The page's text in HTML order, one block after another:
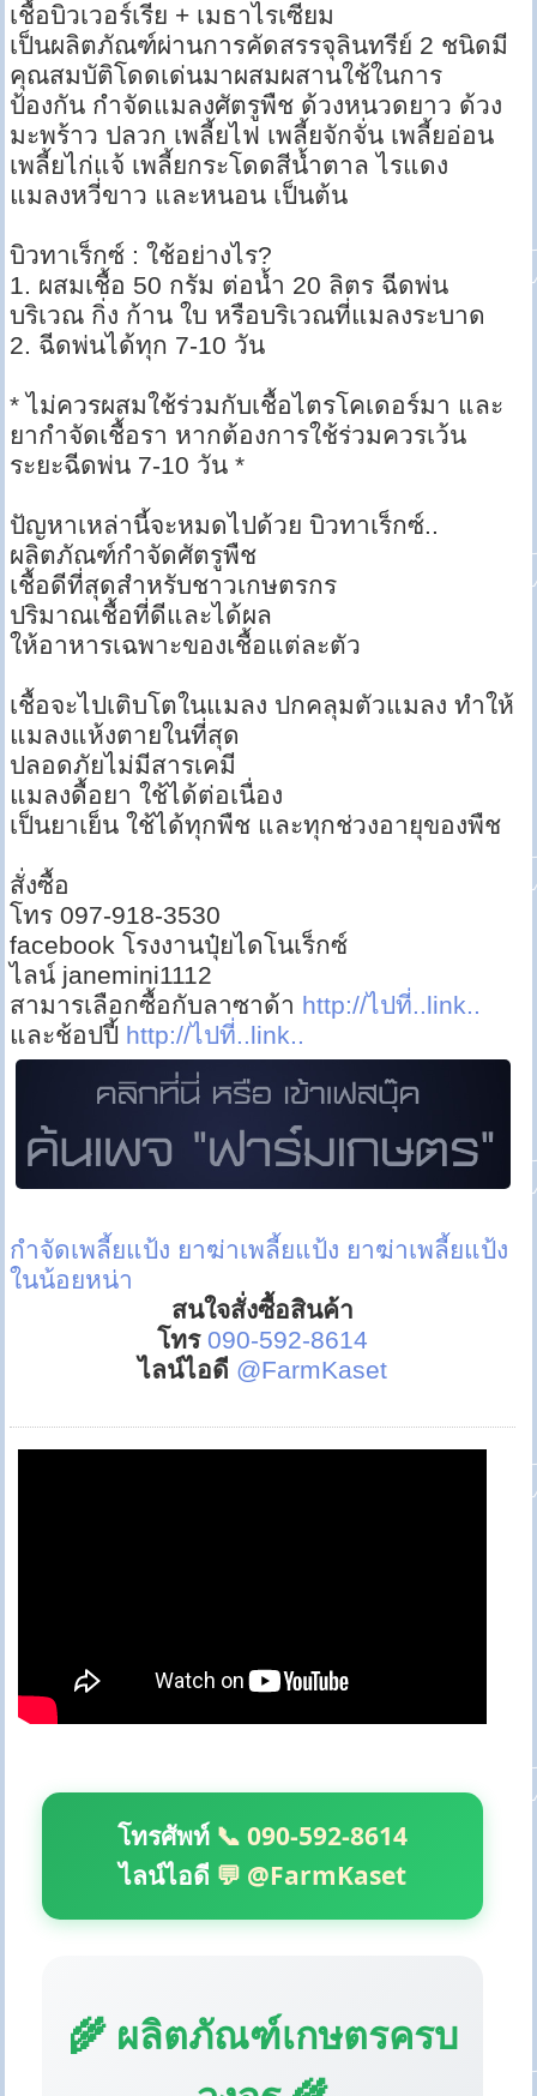
เชื้อบิวเวอร์เรีย + เมธาไรเซียม
เป็นผลิตภัณฑ์ผ่านการคัดสรรจุลินทรีย์ 2 ชนิดมี
คุณสมบัติโดดเด่นมาผสมผสานใช้ในการ
ป้องกัน กำจัดแมลงศัตรูพืช ด้วงหนวดยาว ด้วง
มะพร้าว ปลวก เพลี้ยไฟ เพลี้ยจักจั่น เพลี้ยอ่อน
เพลี้ยไก่แจ้ เพลี้ยกระโดดสีน้ำตาล ไรแดง
แมลงหวี่ขาว และหนอน เป็นต้น
บิวทาเร็กซ์ : ใช้อย่างไร?
1. ผสมเชื้อ 50 กรัม ต่อน้ำ 20 ลิตร ฉีดพ่น
บริเวณ กิ่ง ก้าน ใบ หรือบริเวณที่แมลงระบาด
2. ฉีดพ่นได้ทุก 7-10 วัน
* ไม่ควรผสมใช้ร่วมกับเชื้อไตรโคเดอร์มา และ
ยากำจัดเชื้อรา หากต้องการใช้ร่วมควรเว้น
ระยะฉีดพ่น 7-10 วัน *
ปัญหาเหล่านี้จะหมดไปด้วย บิวทาเร็กซ์..
ผลิตภัณฑ์กำจัดศัตรูพืช
เชื้อดีที่สุดสำหรับชาวเกษตรกร
ปริมาณเชื้อที่ดีและได้ผล
ให้อาหารเฉพาะของเชื้อแต่ละตัว
เชื้อจะไปเติบโตในแมลง ปกคลุมตัวแมลง ทำให้
แมลงแห้งตายในที่สุด
ปลอดภัยไม่มีสารเคมี
แมลงดื้อยา ใช้ได้ต่อเนื่อง
เป็นยาเย็น ใช้ได้ทุกพืช และทุกช่วงอายุของพืช
สั่งซื้อ
โทร 097-918-3530
facebook โรงงานปุ๋ยไดโนเร็กซ์
ไลน์ janemini1112
สามารเลือกซื้อกับลาซาด้า http://ไปที่..link..
และช้อปปี้ http://ไปที่..link..
กำจัดเพลี้ยแป้ง ยาฆ่าเพลี้ยแป้ง ยาฆ่าเพลี้ยแป้ง
ในน้อยหน่า
สนใจสั่งซื้อสินค้า
โทร 090-592-8614
ไลน์ไอดี @FarmKaset
โทรศัพท์ 📞 090-592-8614
ไลน์ไอดี 💬 @FarmKaset
🌾 ผลิตภัณฑ์เกษตรครบ